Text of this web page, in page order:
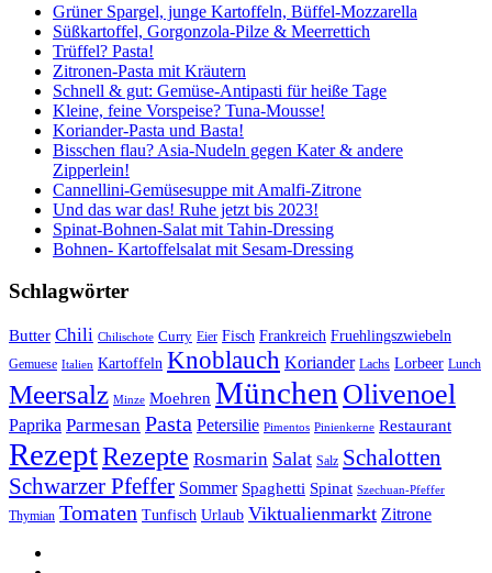
Grüner Spargel, junge Kartoffeln, Büffel-Mozzarella
Süßkartoffel, Gorgonzola-Pilze & Meerrettich
Trüffel? Pasta!
Zitronen-Pasta mit Kräutern
Schnell & gut: Gemüse-Antipasti für heiße Tage
Kleine, feine Vorspeise? Tuna-Mousse!
Koriander-Pasta und Basta!
Bisschen flau? Asia-Nudeln gegen Kater & andere
Zipperlein!
Cannellini-Gemüsesuppe mit Amalfi-Zitrone
Und das war das! Ruhe jetzt bis 2023!
Spinat-Bohnen-Salat mit Tahin-Dressing
Bohnen- Kartoffelsalat mit Sesam-Dressing
Schlagwörter
Butter Chili Chilischote Curry Eier Fisch Frankreich Fruehlingszwiebeln
Gemuese Italien Kartoffeln Knoblauch Koriander Lachs Lorbeer Lunch
Meersalz Minze Moehren München Olivenoel
Paprika Parmesan Pasta Petersilie Pimentos Pinienkerne Restaurant
RezeptRezepte Rosmarin Salat Salz Schalotten
Schwarzer Pfeffer Sommer Spaghetti Spinat Szechuan-Pfeffer
Thymian Tomaten Tunfisch Urlaub Viktualienmarkt Zitrone